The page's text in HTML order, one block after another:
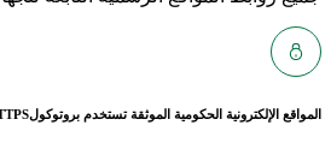
المواقع الإلكترونية الحكومية الموثقة تستخدم بروتوكول